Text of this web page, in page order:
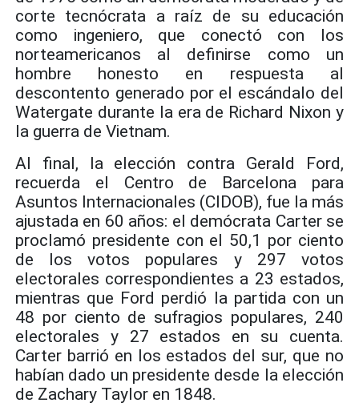
corte tecnócrata a raíz de su educación
como ingeniero, que conectó con los
norteamericanos al definirse como un
hombre honesto en respuesta al
descontento generado por el escándalo del
Watergate durante la era de Richard Nixon y
la guerra de Vietnam.
Al final, la elección contra Gerald Ford,
recuerda el Centro de Barcelona para
Asuntos Internacionales (CIDOB), fue la más
ajustada en 60 años: el demócrata Carter se
proclamó presidente con el 50,1 por ciento
de los votos populares y 297 votos
electorales correspondientes a 23 estados,
mientras que Ford perdió la partida con un
48 por ciento de sufragios populares, 240
electorales y 27 estados en su cuenta.
Carter barrió en los estados del sur, que no
habían dado un presidente desde la elección
de Zachary Taylor en 1848.